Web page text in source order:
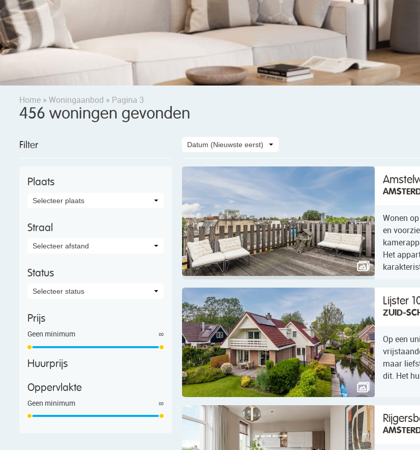
Home » Woningaanbod » Pagina 3
456 woningen gevonden
Filter
Plaats
Selecteer plaats
Straal
Selecteer afstand
Status
Selecteer status
Prijs
Geen minimum ∞
Huurprijs
Oppervlakte
Geen minimum ∞
Datum (Nieuwste eerst)
Wonen
en
Het
Lijster
ZUID-
Op een
maar
dit. Het